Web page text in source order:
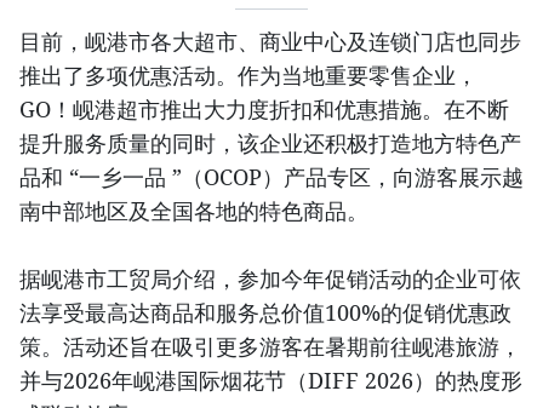
目前，岘港市各大超市、商业中心及连锁门店也同步
推出了多项优惠活动。作为当地重要零售企业，
GO！岘港超市推出大力度折扣和优惠措施。在不断
提升服务质量的同时，该企业还积极打造地方特色产
品和 “一乡一品 ”（OCOP）产品专区，向游客展示越
南中部地区及全国各地的特色商品。
据岘港市工贸局介绍，参加今年促销活动的企业可依
法享受最高达商品和服务总价值100%的促销优惠政
策。活动还旨在吸引更多游客在暑期前往岘港旅游，
并与2026年岘港国际烟花节（DIFF 2026）的热度形